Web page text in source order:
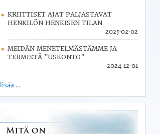
KRIITTISET AJAT PALJASTAVAT
HENKILÖN HENKISEN TILAN
2025-02-02
MEIDÄN MENETELMÄSTÄMME JA
TERMISTÄ ”USKONTO”
2024-12-01
lisää ...